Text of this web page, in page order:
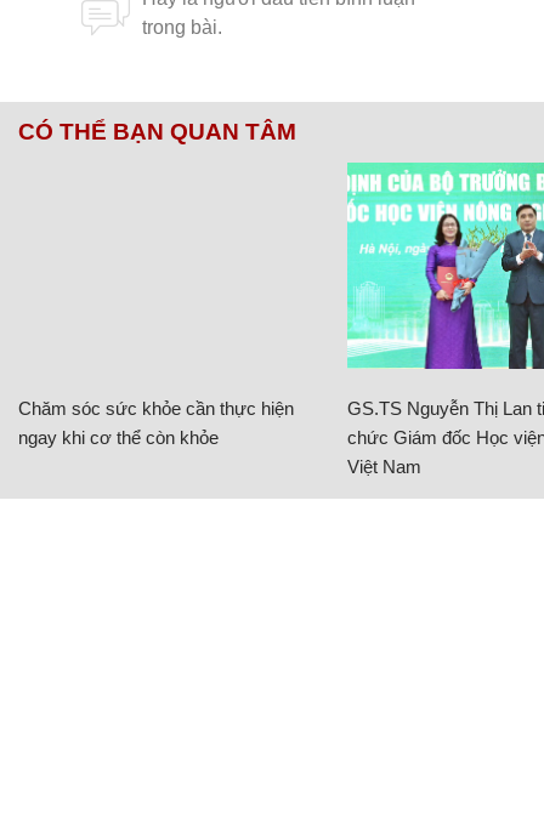
CÓ THỂ BẠN QUAN TÂM
Chăm sóc sức khỏe cần thực hiện
ngay khi cơ thể còn khỏe
GS.TS Nguyễn Thị Lan
chức Giám đốc Học
Việt Nam